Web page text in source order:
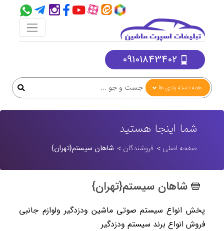
09101843402
همه دسته بندی ها
شما اینجا هستید
صفحه اصلی فروشندگان شاهان سیستم{تهران}
شاهان سیستم{تهران}
پخش انواع سیستم صوتی ماشین ودزدگیر ولوازم جانبی
فروش انواع برند سیستم ودزدگیر